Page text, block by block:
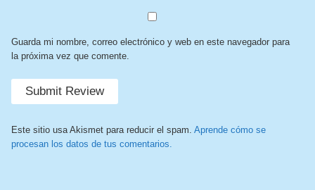
Guarda mi nombre, correo electrónico y web en este navegador para
la próxima vez que comente.
Este sitio usa Akismet para reducir el spam. Aprende cómo se
procesan los datos de tus comentarios.